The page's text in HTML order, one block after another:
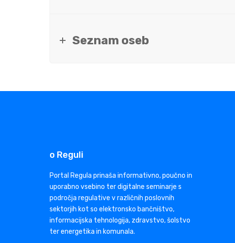
Seznam oseb
o Reguli
Portal Regula prinaša informativno, poučno in
uporabno vsebino ter digitalne seminarje s
področja regulative v različnih poslovnih
sektorjih kot so elektronsko bančništvo,
informacijska tehnologija, zdravstvo, šolstvo
ter energetika in komunala.